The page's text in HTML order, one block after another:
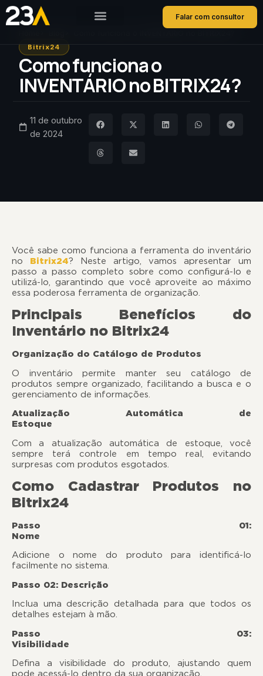
Falar com consultor
Bitrix24
Como funciona o
INVENTÁRIO no BITRIX24?
11 de outubro
de 2024
Você sabe como funciona a ferramenta do inventário
no Bitrix24? Neste artigo, vamos apresentar um
passo a passo completo sobre como configurá-lo e
utilizá-lo, garantindo que você aproveite ao máximo
essa poderosa ferramenta de organização.
Principais Benefícios do
Inventário no Bitrix24
Organização do Catálogo de Produtos
O inventário permite manter seu catálogo de
produtos sempre organizado, facilitando a busca e o
gerenciamento de informações.
Atualização Automática de
Com a atualização automática de estoque, você
sempre terá controle em tempo real, evitando
surpresas com produtos esgotados.
Como Cadastrar Produtos no
Bitrix24
Passo 01:
Nome
Adicione o nome do produto para identificá-lo
facilmente no sistema.
Passo 02: Descrição
Inclua uma descrição detalhada para que todos os
detalhes estejam à mão.
Passo 03:
Defina a visibilidade do produto, ajustando quem
pode acessá-lo dentro da sua organização.